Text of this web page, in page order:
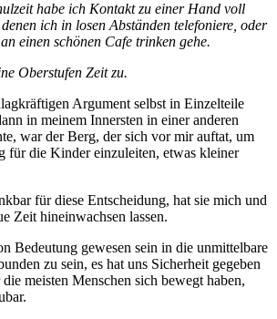
habe ich Kontakt zu einer Hand voll
ich in losen Abständen telefoniere, oder
einen schönen Cafe trinken gehe.
Oberstufen Zeit zu.
Argument selbst in Einzelteile
in meinem Innersten in einer anderen
war der Berg, der sich vor mir auftat, um
für die Kinder einzuleiten, etwas kleiner
für diese Entscheidung, hat sie mich und
Zeit hineinwachsen lassen.
Bedeutung gewesen sein in die unmittelbare
zu sein, es hat uns Sicherheit gegeben
meisten Menschen sich bewegt haben,